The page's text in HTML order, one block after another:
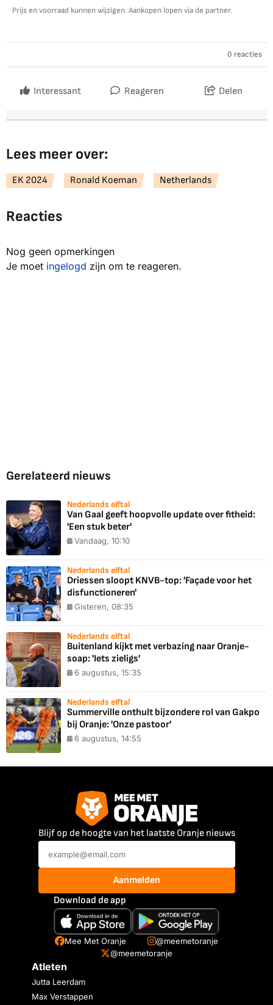
Prijs en voorraad kunnen wijzigen. Aankopen lopen via de partner.
0 reacties
Interessant Reageren Delen
Lees meer over:
EK 2024 Ronald Koeman Netherlands
Reacties
Nog geen opmerkingen
Je moet ingelogd zijn om te reageren.
Gerelateerd nieuws
Nederlands elftal
Van Gaal geeft hoopvolle update over fitheid:
'Een stuk beter'
Vandaag, 10:10
Nederlands elftal
Driessen sloopt KNVB-top: 'Façade voor het
disfunctioneren'
Gisteren, 08:35
Nederlands elftal
Buitenland kijkt met verbazing naar Oranje-
soap: 'Iets zieligs'
6 augustus, 15:35
Nederlands elftal
Summerville onthult bijzondere rol van Gakpo
bij Oranje: 'Onze pastoor'
6 augustus, 14:55
Blijf op de hoogte van het laatste Oranje nieuws
Aanmelden
Download de app
Mee Met Oranje
@meemetoranje
@meemetoranje
Atleten
Jutta Leerdam
Max Verstappen